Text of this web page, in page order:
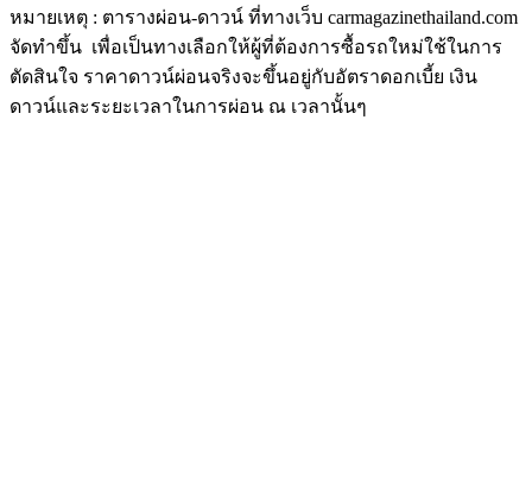
หมายเหตุ : ตารางผ่อน-ดาวน์ ที่ทางเว็บ carmagazinethailand.com
จัดทำขึ้น เพื่อเป็นทางเลือกให้ผู้ที่ต้องการซื้อรถใหม่ใช้ในการ
ตัดสินใจ ราคาดาวน์ผ่อนจริงจะขึ้นอยู่กับอัตราดอกเบี้ย เงิน
ดาวน์และระยะเวลาในการผ่อน ณ เวลานั้นๆ